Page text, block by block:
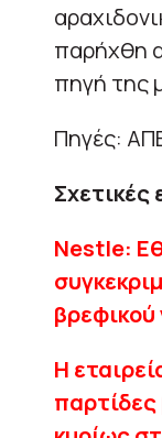
παρήχθη
πηγή της
Πηγές:
Σχετικές
Nestle:
Η